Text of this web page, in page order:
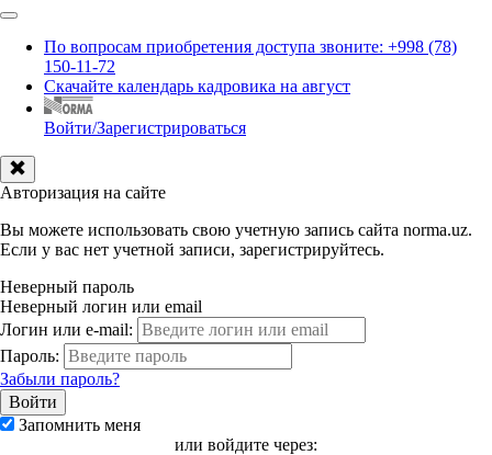
По вопросам приобретения доступа звоните: +998 (78)
150-11-72
Скачайте календарь кадровика на август
Войти/Зарегистрироваться
Авторизация на сайте
Вы можете использовать свою учетную запись сайта norma.uz.
Если у вас нет учетной записи, зарегистрируйтесь.
Неверный пароль
Неверный логин или email
Логин или e-mail:
Пароль:
Забыли пароль?
Запомнить меня
или войдите через: